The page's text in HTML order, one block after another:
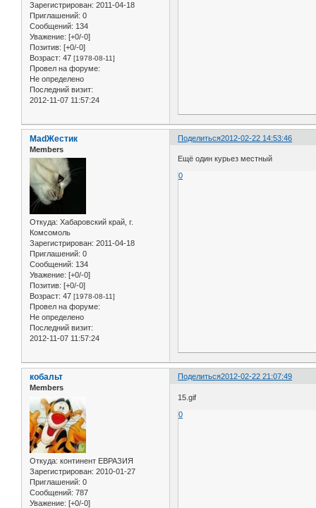
Зарегистрирован: 2011-04-18
Приглашений: 0
Сообщений: 134
Уважение: [+0/-0]
Позитив: [+0/-0]
Возраст: 47 [1978-08-11]
Провел на форуме:
Не определено
Последний визит:
2012-11-07 11:57:24
Поделиться2012-02-22 14:53:46
MadЖестик
Members
Откуда: Хабаровский край, г.
Комсомоль
Зарегистрирован: 2011-04-18
Приглашений: 0
Сообщений: 134
Уважение: [+0/-0]
Позитив: [+0/-0]
Возраст: 47 [1978-08-11]
Провел на форуме:
Не определено
Последний визит:
2012-11-07 11:57:24
Ещё один курьез местный
0
Поделиться2012-02-22 21:07:49
кобальт
Members
Откуда: континент ЕВРАЗИЯ
Зарегистрирован: 2010-01-27
Приглашений: 0
Сообщений: 787
Уважение: [+0/-0]
15.gif
0